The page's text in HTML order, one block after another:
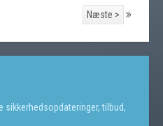
Næste >
tilbud,